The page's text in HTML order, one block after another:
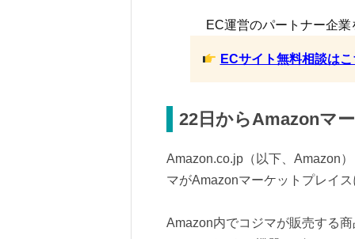
EC運営のパートナー企
ECサイト無料相談は
22日からAmazonマ
Amazon.co.jp（以下、Amazon
マがAmazonマーケットプレイ
Amazon内でコジマが販売する